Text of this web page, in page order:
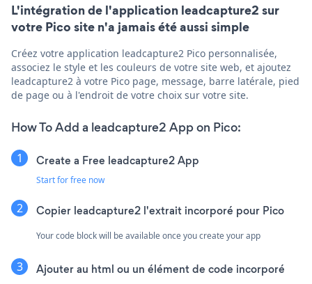
L'intégration de l'application leadcapture2 sur
votre Pico site n'a jamais été aussi simple
Créez votre application leadcapture2 Pico personnalisée,
associez le style et les couleurs de votre site web, et ajoutez
leadcapture2 à votre Pico page, message, barre latérale, pied
de page ou à l'endroit de votre choix sur votre site.
How To Add a leadcapture2 App on Pico:
Create a Free leadcapture2 App
Start for free now
Copier leadcapture2 l'extrait incorporé pour Pico
Your code block will be available once you create your app
Ajouter au html ou un élément de code incorporé